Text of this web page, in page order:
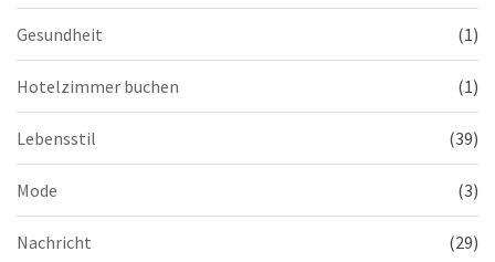
Gesundheit (1)
Hotelzimmer buchen (1)
Lebensstil (39)
Mode (3)
Nachricht (29)